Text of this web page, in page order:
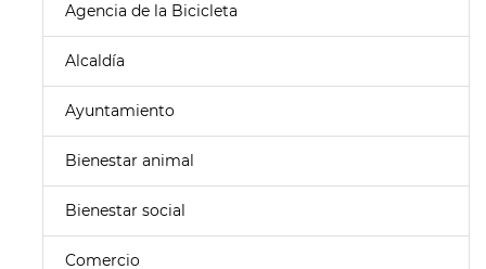
Agencia de la Bicicleta
Alcaldía
Ayuntamiento
Bienestar animal
Bienestar social
Comercio